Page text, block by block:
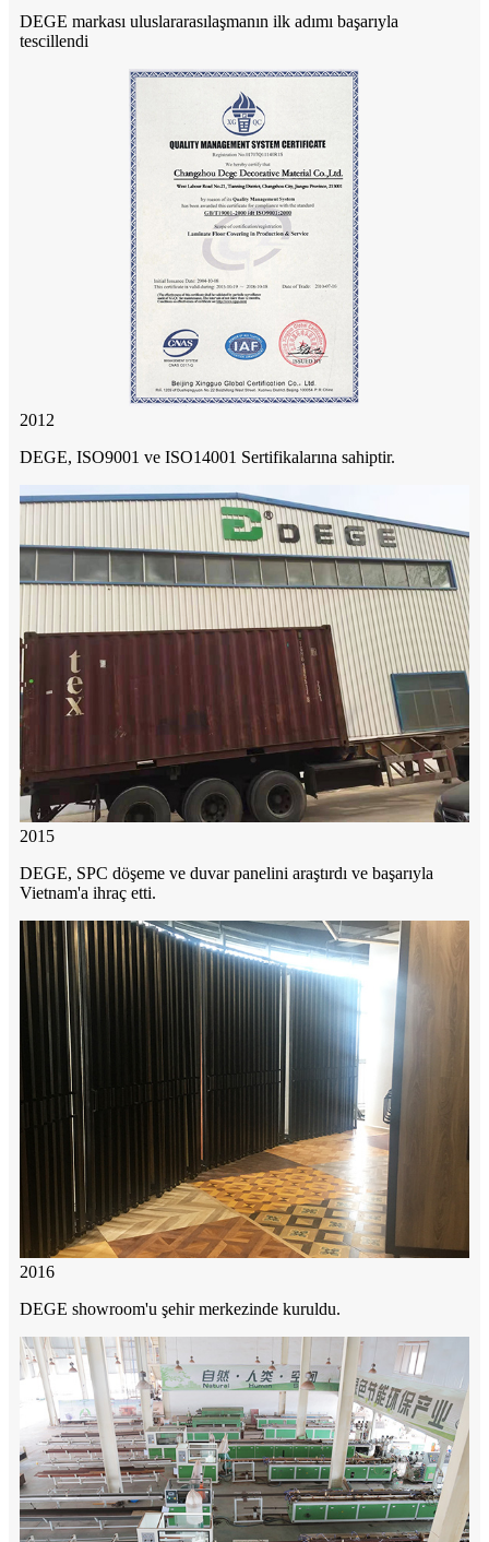
DEGE markası uluslararasılaşmanın ilk adımı başarıyla
tescillendi
2012
DEGE, ISO9001 ve ISO14001 Sertifikalarına sahiptir.
2015
DEGE, SPC döşeme ve duvar panelini araştırdı ve başarıyla
Vietnam'a ihraç etti.
2016
DEGE showroom'u şehir merkezinde kuruldu.